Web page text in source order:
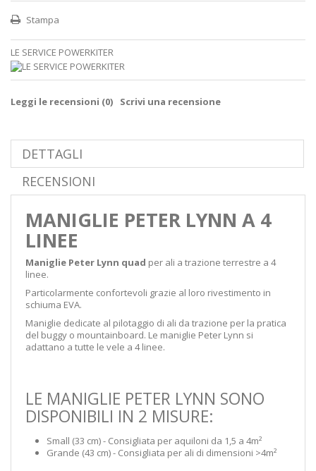
Stampa
LE SERVICE POWERKITER
Leggi le recensioni (0) Scrivi una recensione
DETTAGLI
RECENSIONI
MANIGLIE PETER LYNN A 4
LINEE
Maniglie Peter Lynn quad per ali a trazione terrestre a 4
linee.
Particolarmente confortevoli grazie al loro rivestimento in
schiuma EVA.
Maniglie dedicate al pilotaggio di ali da trazione per la pratica
del buggy o mountainboard. Le maniglie Peter Lynn si
adattano a tutte le vele a 4 linee.
LE MANIGLIE PETER LYNN SONO
DISPONIBILI IN 2 MISURE:
Small (33 cm) - Consigliata per aquiloni da 1,5 a 4m²
Grande (43 cm) - Consigliata per ali di dimensioni >4m²